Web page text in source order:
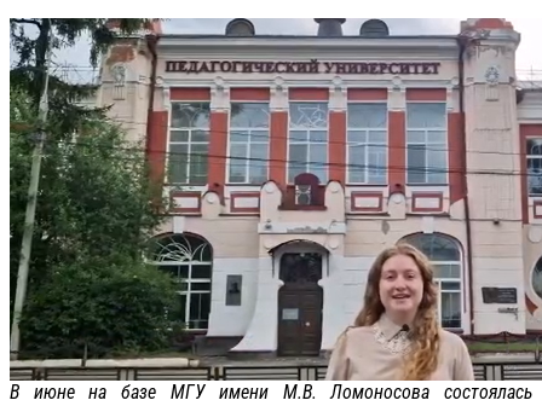
В июне на базе МГУ имени М.В. Ломоносова состоялась